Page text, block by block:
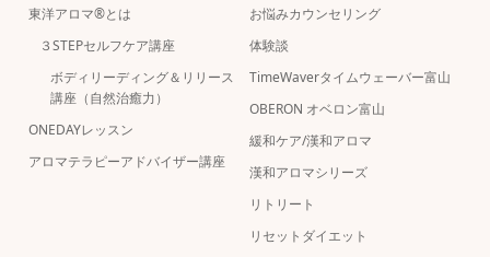
東洋アロマ®とは
３STEPセルフケア講座
ボディリーディング＆リリース
講座（自然治癒力）
ONEDAYレッスン
アロマテラピーアドバイザー講座
お悩みカウンセリング
体験談
TimeWaverタイムウェーバー富山
OBERON オベロン富山
緩和ケア/漢和アロマ
漢和アロマシリーズ
リトリート
リセットダイエット